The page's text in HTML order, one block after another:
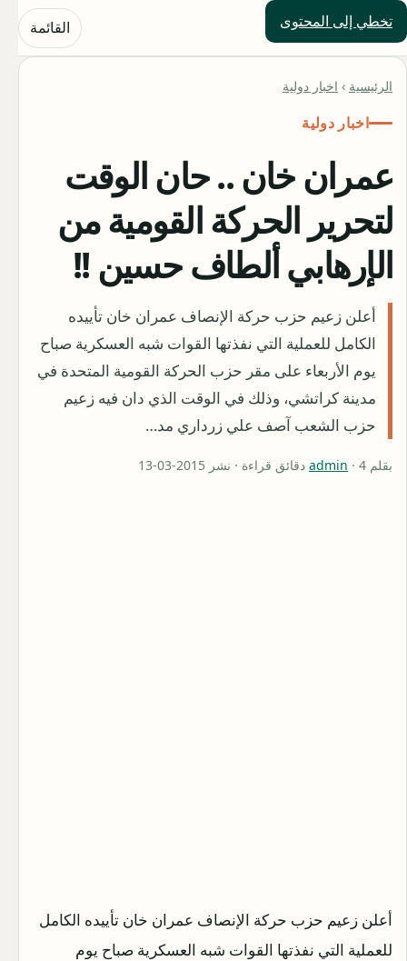
تخطي إلى المحتوى
حلول العالم القائمة
الرئيسية › اخبار دولية
اخبار دولية
عمران خان .. حان الوقت
لتحرير الحركة القومية من
الإرهابي ألطاف حسين !!
أعلن زعيم حزب حركة الإنصاف عمران خان تأييده
الكامل للعملية التي نفذتها القوات شبه العسكرية صباح
يوم الأربعاء على مقر حزب الحركة القومية المتحدة في
مدينة كراتشي، وذلك في الوقت الذي دان فيه زعيم
حزب الشعب آصف علي زرداري مد…
بقلم admin · 4 دقائق قراءة · نشر 2015-03-13
أعلن زعيم حزب حركة الإنصاف عمران خان تأييده الكامل
للعملية التي نفذتها القوات شبه العسكرية صباح يوم